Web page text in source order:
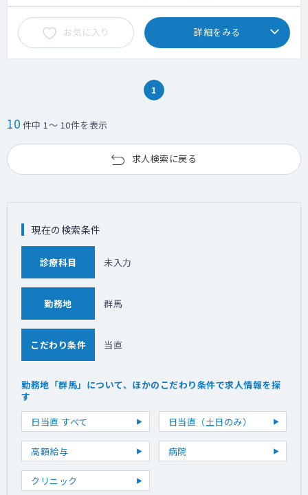
お気に入り 詳細をみる
1
10 件中 1～ 10件を表示
求人検索に戻る
現在の検索条件
診療科目 未入力
勤務地 群馬
こだわり条件 当直
勤務地「群馬」について、ほかのこだわり条件で求人情報を探
す
日当直 すべて
日当直（土日のみ）
高額給与 病院
クリニック